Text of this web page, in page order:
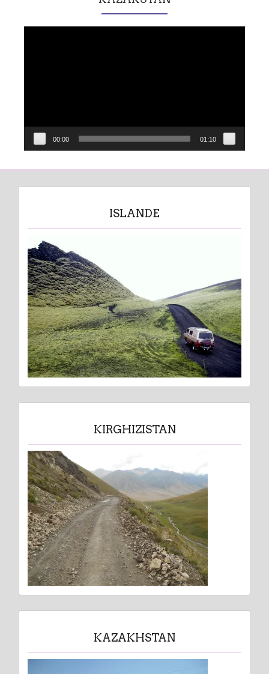
00:00 01:10
ISLANDE
KIRGHIZISTAN
KAZAKHSTAN